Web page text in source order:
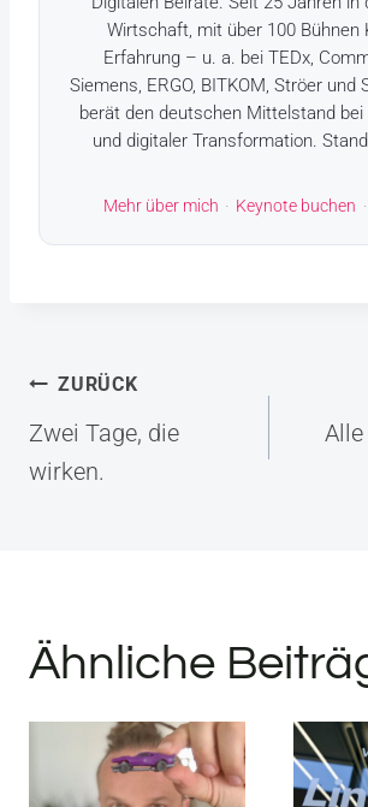
Wirtschaft, mit über 100 Bühnen
Erfahrung – u. a. bei TEDx,
Siemens, ERGO, BITKOM, Ströer und
berät den deutschen Mittelstand bei
und digitaler Transformation.
Mehr über mich · Keynote buchen ·
Beitragsnavigation
ZURÜCK
Zwei Tage, die
wirken.
Ähnliche